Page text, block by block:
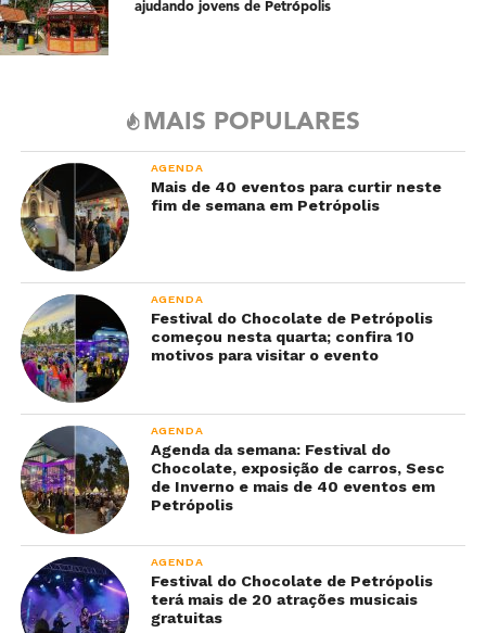
ajudando jovens de Petrópolis
MAIS POPULARES
AGENDA
Mais de 40 eventos para curtir neste
fim de semana em Petrópolis
AGENDA
Festival do Chocolate de Petrópolis
começou nesta quarta; confira 10
motivos para visitar o evento
AGENDA
Agenda da semana: Festival do
Chocolate, exposição de carros, Sesc
de Inverno e mais de 40 eventos em
Petrópolis
AGENDA
Festival do Chocolate de Petrópolis
terá mais de 20 atrações musicais
gratuitas